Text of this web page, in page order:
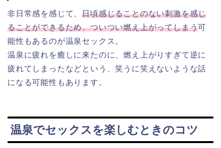
非日常感を感じて、日頃感じることのない刺激を感じ
ることができるため、ついつい燃え上がってしまう可
能性もあるのが温泉セックス。
温泉に疲れを癒しに来たのに、燃え上がりすぎて逆に
疲れてしまったなどという、笑うに笑えないような話
になる可能性もあります。
温泉でセックスを楽しむときのコツ